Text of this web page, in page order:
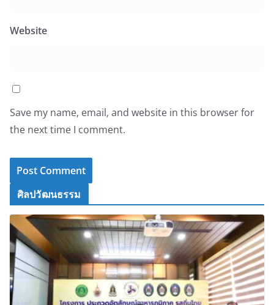
Website
Save my name, email, and website in this browser for
the next time I comment.
ศิลปวัฒนธรรม